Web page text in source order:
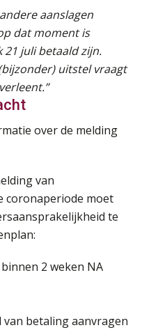
aanslagen
dat moment is
juli betaald zijn.
uitstel vraagt
over de melding
van
coronaperiode moet
te
2 weken NA
van betaling aanvragen
Praktijkdiploma Loonadministratie (PDL®)
Praehep
Cursus Van salarisadministrateur naar beloningsadviseur (basis)
Online cursus Wwft voor salarisadministrateurs (inclusief praktijkmodellen)